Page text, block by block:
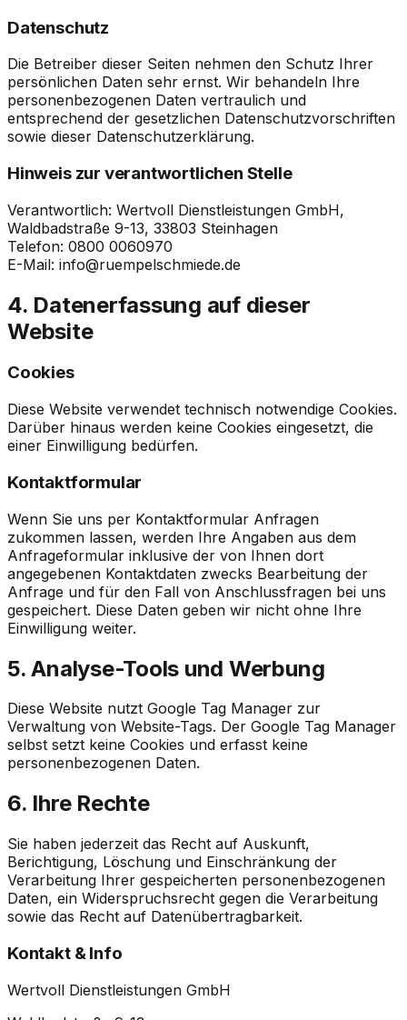
Datenschutz
Die Betreiber dieser Seiten nehmen den Schutz Ihrer
persönlichen Daten sehr ernst. Wir behandeln Ihre
personenbezogenen Daten vertraulich und
entsprechend der gesetzlichen Datenschutzvorschriften
sowie dieser Datenschutzerklärung.
Hinweis zur verantwortlichen Stelle
Verantwortlich: Wertvoll Dienstleistungen GmbH,
Waldbadstraße 9-13, 33803 Steinhagen
Telefon: 0800 0060970
E-Mail: info@ruempelschmiede.de
4. Datenerfassung auf dieser
Website
Cookies
Diese Website verwendet technisch notwendige Cookies.
Darüber hinaus werden keine Cookies eingesetzt, die
einer Einwilligung bedürfen.
Kontaktformular
Wenn Sie uns per Kontaktformular Anfragen
zukommen lassen, werden Ihre Angaben aus dem
Anfrageformular inklusive der von Ihnen dort
angegebenen Kontaktdaten zwecks Bearbeitung der
Anfrage und für den Fall von Anschlussfragen bei uns
gespeichert. Diese Daten geben wir nicht ohne Ihre
Einwilligung weiter.
5. Analyse-Tools und Werbung
Diese Website nutzt Google Tag Manager zur
Verwaltung von Website-Tags. Der Google Tag Manager
selbst setzt keine Cookies und erfasst keine
personenbezogenen Daten.
6. Ihre Rechte
Sie haben jederzeit das Recht auf Auskunft,
Berichtigung, Löschung und Einschränkung der
Verarbeitung Ihrer gespeicherten personenbezogenen
Daten, ein Widerspruchsrecht gegen die Verarbeitung
sowie das Recht auf Datenübertragbarkeit.
Kontakt & Info
Wertvoll Dienstleistungen GmbH